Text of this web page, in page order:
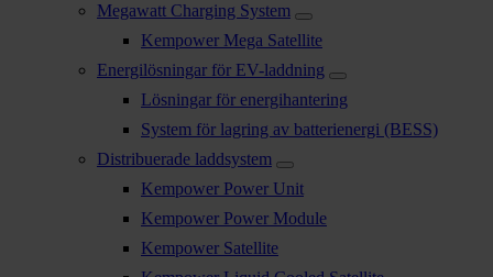
Megawatt Charging System
Kempower Mega Satellite
Energilösningar för EV-laddning
Lösningar för energihantering
System för lagring av batterienergi (BESS)
Distribuerade laddsystem
Kempower Power Unit
Kempower Power Module
Kempower Satellite